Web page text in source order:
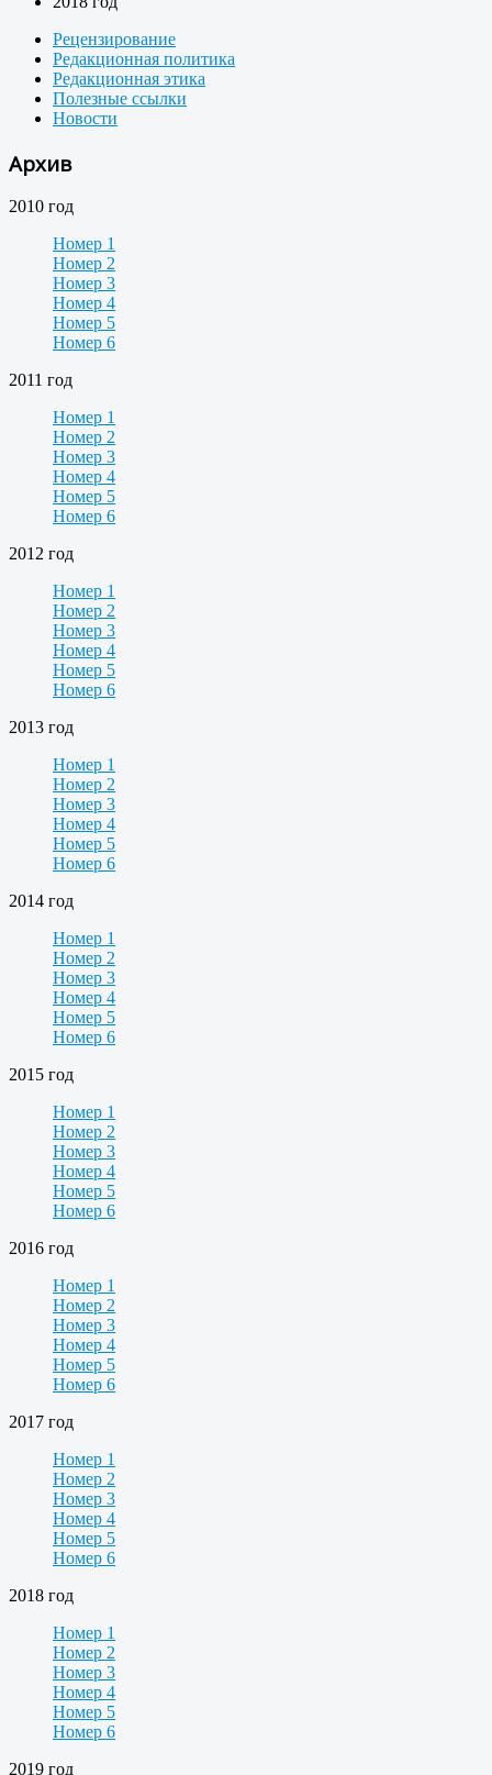
Рецензирование
Редакционная политика
Редакционная этика
Полезные ссылки
Новости
Архив
2010 год
Номер 1
Номер 2
Номер 3
Номер 4
Номер 5
Номер 6
2011 год
Номер 1
Номер 2
Номер 3
Номер 4
Номер 5
Номер 6
2012 год
Номер 1
Номер 2
Номер 3
Номер 4
Номер 5
Номер 6
2013 год
Номер 1
Номер 2
Номер 3
Номер 4
Номер 5
Номер 6
2014 год
Номер 1
Номер 2
Номер 3
Номер 4
Номер 5
Номер 6
2015 год
Номер 1
Номер 2
Номер 3
Номер 4
Номер 5
Номер 6
2016 год
Номер 1
Номер 2
Номер 3
Номер 4
Номер 5
Номер 6
2017 год
Номер 1
Номер 2
Номер 3
Номер 4
Номер 5
Номер 6
2018 год
Номер 1
Номер 2
Номер 3
Номер 4
Номер 5
Номер 6
2019 год